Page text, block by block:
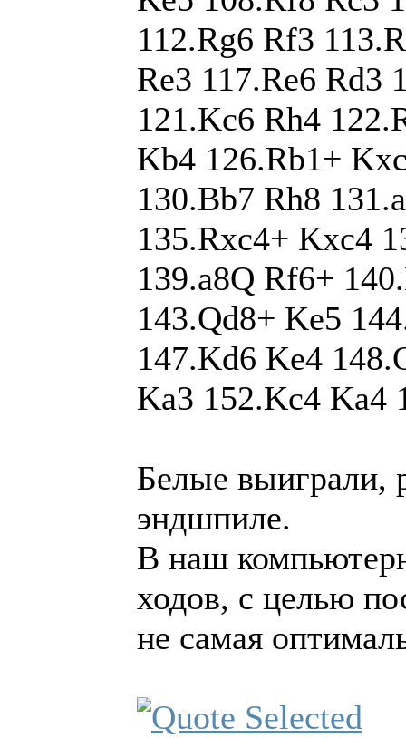
112.Rg6 Rf3
Re3 117.Re6 Rd3
121.Kc6 Rh4
Kb4 126.Rb1+
130.Bb7 Rh8
135.Rxc4+ Kxc4
139.a8Q Rf6+
143.Qd8+ Ke5
147.Kd6 Ke4
Ka3 152.Kc4 Ka4
Белые выиграли,
эндшпиле.
В наш
ходов, с целью
не самая